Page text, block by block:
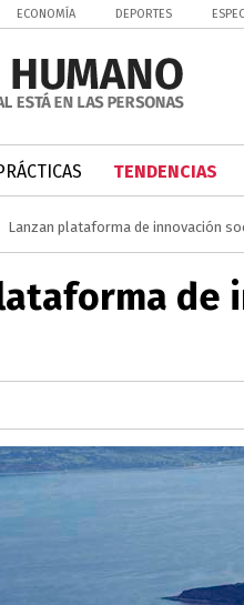
ECONOMÍA DEPORTES
TENDENCIAS
Lanzan plataforma de innovación
de